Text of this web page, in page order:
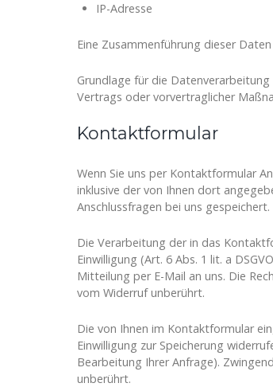
IP-Adresse
Eine Zusammenführung dieser
Grundlage für die
Vertrags oder vorvertraglicher
Kontaktformular
Wenn Sie uns per Kontaktformular
inklusive der von Ihnen dort
Anschlussfragen bei uns
Die Verarbeitung der in das
Einwilligung (Art. 6 Abs. 1 lit. a
Mitteilung per E-Mail an uns. Die
vom Widerruf unberührt.
Die von Ihnen im Kontaktformular
Einwilligung zur Speicherung
Bearbeitung Ihrer Anfrage).
unberührt.